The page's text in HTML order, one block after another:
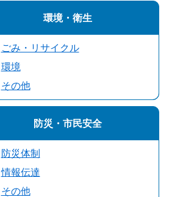
環境・衛生
ごみ・リサイクル
環境
その他
防災・市民安全
防災体制
情報伝達
その他